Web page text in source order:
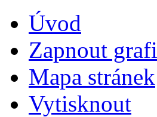
Úvod
Zapnout
Mapa stránek
Vytisknout